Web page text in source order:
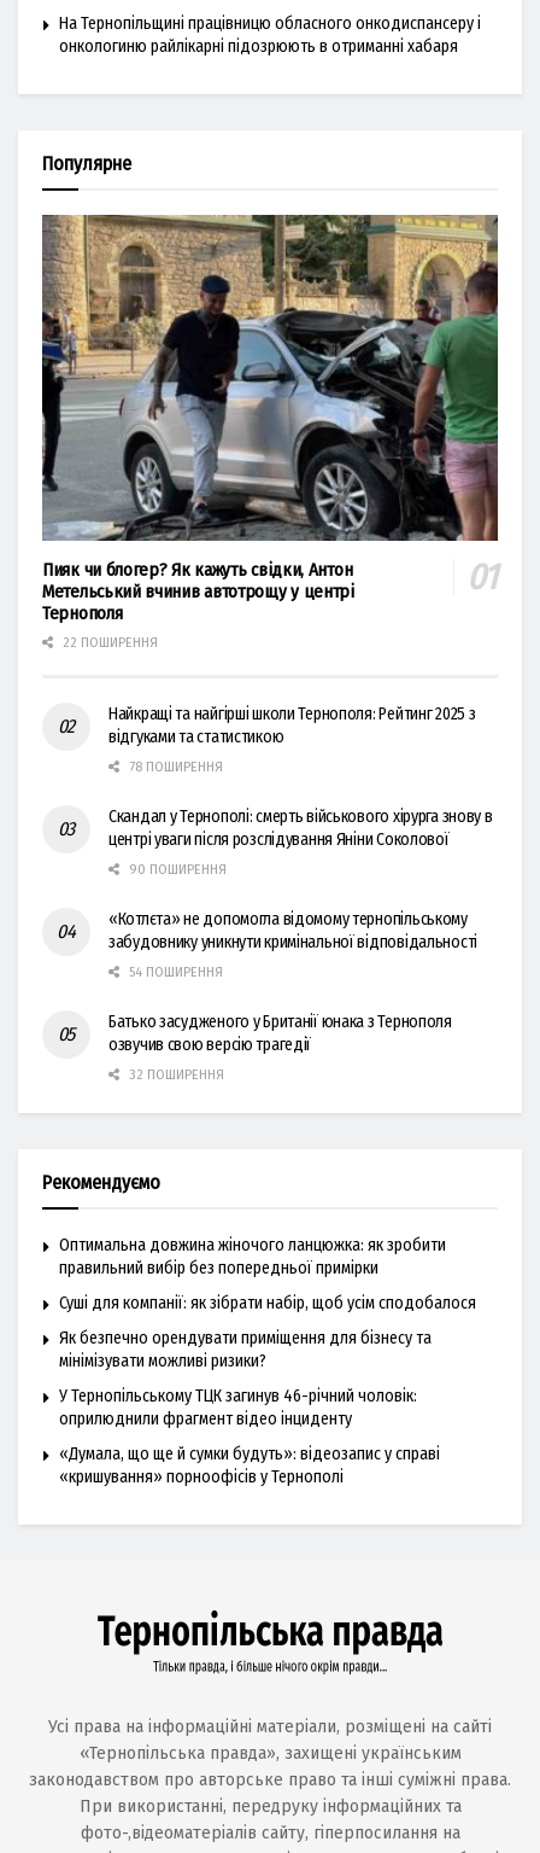
На Тернопільщині працівницю обласного онкодиспансеру і
онкологиню райлікарні підозрюють в отриманні хабаря
Популярне
Пияк чи блогер? Як кажуть свідки, Антон
Метельський вчинив автотрощу у центрі
Тернополя
22 ПОШИРЕННЯ
Найкращі та найгірші школи Тернополя: Рейтинг 2025 з
відгуками та статистикою
78 ПОШИРЕННЯ
Скандал у Тернополі: смерть військового хірурга знову в
центрі уваги після розслідування Яніни Соколової
90 ПОШИРЕННЯ
«Котлєта» не допомогла відомому тернопільському
забудовнику уникнути кримінальної відповідальності
54 ПОШИРЕННЯ
Батько засудженого у Британії юнака з Тернополя
озвучив свою версію трагедії
32 ПОШИРЕННЯ
Рекомендуємо
Оптимальна довжина жіночого ланцюжка: як зробити
правильний вибір без попередньої примірки
Суші для компанії: як зібрати набір, щоб усім сподобалося
Як безпечно орендувати приміщення для бізнесу та
мінімізувати можливі ризики?
У Тернопільському ТЦК загинув 46-річний чоловік:
оприлюднили фрагмент відео інциденту
«Думала, що ще й сумки будуть»: відеозапис у справі
«кришування» порноофісів у Тернополі
Усі права на інформаційні матеріали, розміщені на сайті
«Тернопільська правда», захищені українським
законодавством про авторське право та інші суміжні права.
При використанні, передруку інформаційних та
фото-,відеоматеріалів сайту, гіперпосилання на